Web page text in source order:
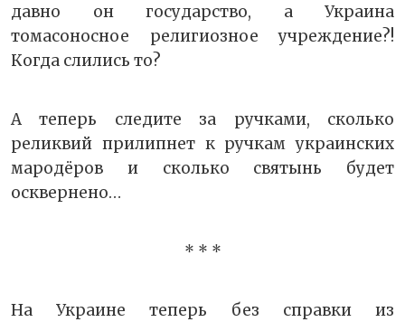
давно он государство, а Украина
томасоносное религиозное учреждение?!
Когда слились то?
А теперь следите за ручками, сколько
реликвий прилипнет к ручкам украинских
мародёров и сколько святынь будет
осквернено…
* * *
На Украине теперь без справки из